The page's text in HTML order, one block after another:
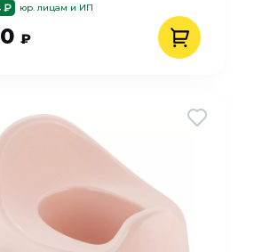
₽ юр. лицам и ИП
₽